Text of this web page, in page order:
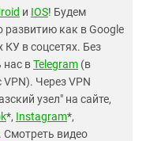
и IOS! Будем
развитию как в Google
КУ в соцсетях. Без
нас вTelegram (в
Через VPN
узел" на сайте,
*, Instagram*,
. Смотреть видео